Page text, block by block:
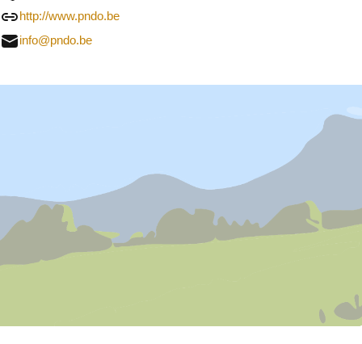
http://www.pndo.be
info@pndo.be